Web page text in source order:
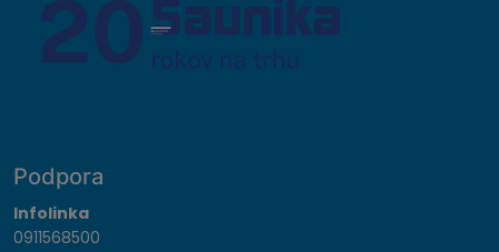
Podpora
Infolinka
0911568500